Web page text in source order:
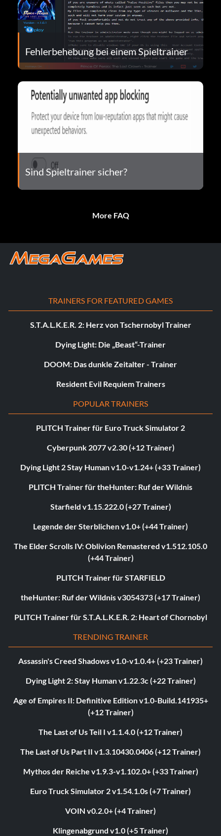
Fehlerbehebung bei einem Spieltrainer
Sind Spieltrainer sicher?
More FAQ
TRAINERS FOR FEATURED GAMES
S.T.A.L.K.E.R. 2: Herz von Tschernobyl Trainer
Dying Light: Die „Beast“-Trainer
DOOM: Das dunkle Zeitalter - Trainer
Resident Evil Requiem Trainers
POPULAR TRAINERS
PLITCH Trainer für Euro Truck Simulator 2
Cyberpunk 2077 v2.30 (+12 Trainer)
Dying Light 2 Stay Human v1.0-v1.24+ (+33 Trainer)
PLITCH Trainer für theHunter: Ruf der Wildnis
Starfield v1.15.222.0 (+27 Trainer)
Legende der Sterblichen v1.0+ (+44 Trainer)
The Elder Scrolls IV: Oblivion Remastered v1.512.105.0
(+44 Trainer)
PLITCH Trainer für STARFIELD
theHunter: Ruf der Wildnis v3054373 (+17 Trainer)
PLITCH Trainer für S.T.A.L.K.E.R. 2: Heart of Chornobyl
TRENDING TRAINER
Assassin's Creed Shadows v1.0-v1.0.4+ (+23 Trainer)
Dying Light 2: Stay Human v1.22.3c (+22 Trainer)
Age of Empires II: Definitive Edition v1.0-Build.141935+
(+12 Trainer)
The Last of Us Teil I v1.1.4.0 (+12 Trainer)
The Last of Us Part II v1.3.10430.0406 (+12 Trainer)
Mythos der Reiche v1.9.3-v1.102.0+ (+33 Trainer)
Euro Truck Simulator 2 v1.54.1.0s (+7 Trainer)
VOIN v0.2.0+ (+4 Trainer)
Klingenabgrund v1.0 (+5 Trainer)